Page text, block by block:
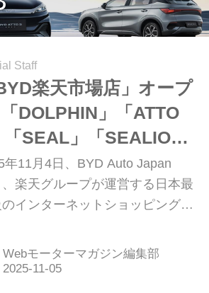
Staff
楽天市場店」オープ
DOLPHIN」「ATTO
「SEAL」「SEALION
がECモールで買える!!
年11月4日、BYD Auto Japan
楽天グループが運営する日本最
インターネットショッピングモ
ア「BYD楽天市場店」をオープン
発表。これにより、同社が日本
Webモーターマガジン編集部